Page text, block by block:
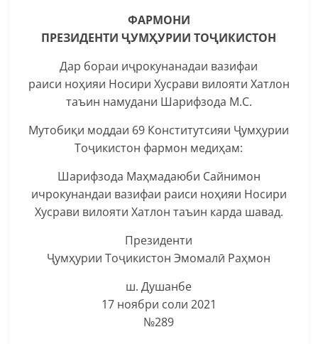
ФАРМОНИ
ПРЕЗИДЕНТИ ҶУМҲУРИИ ТОҶИКИСТОН
Дар бораи иҷрокунанадаи вазифаи
раиси ноҳияи Носири Хусрави вилояти Хатлон
таъин намудани Шарифзода М.С.
Мутобиқи моддаи 69 Конститутсияи Ҷумҳурии
Тоҷикистон фармон медиҳам:
Шарифзода Маҳмадаюби Сайнимон
ичрокунандаи вазифаи раиси ноҳияи Носири
Хусрави вилояти Хатлон таъин карда шавад.
Президенти
Ҷумҳурии Тоҷикистон Эмомалӣ Раҳмон
ш. Душанбе
17 ноябри соли 2021
№289